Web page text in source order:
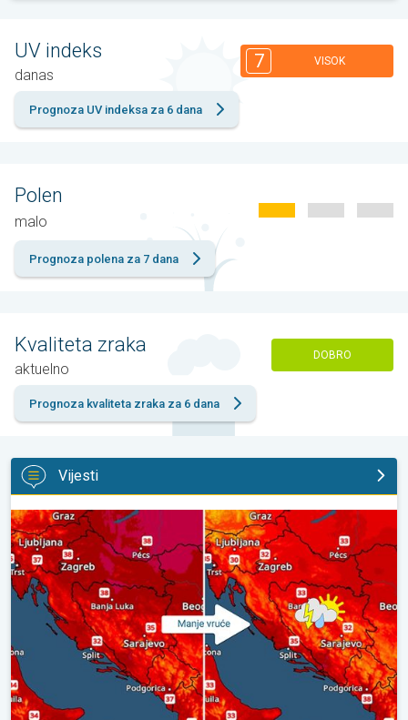
UV indeks
danas
7 VISOK
Prognoza UV indeksa za 6 dana
Polen
malo
Prognoza polena za 7 dana
Kvaliteta zraka
aktuelno
DOBRO
Prognoza kvaliteta zraka za 6 dana
Vijesti
Bliži se osvježenje s pljuskovima. Četvrtak vrlo vruć. . .